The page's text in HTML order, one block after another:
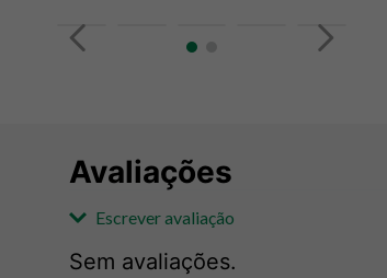
Avaliações
Escrever avaliação
Sem avaliações.